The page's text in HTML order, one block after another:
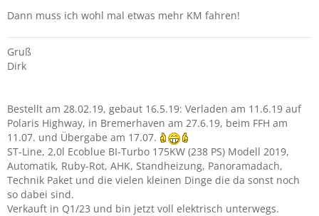
Dann muss ich wohl mal etwas mehr KM fahren!
Gruß
Dirk
Bestellt am 28.02.19, gebaut 16.5.19: Verladen am 11.6.19 auf
Polaris Highway, in Bremerhaven am 27.6.19, beim FFH am
11.07. und Übergabe am 17.07.
ST-Line, 2,0l Ecoblue BI-Turbo 175KW (238 PS) Modell 2019,
Automatik, Ruby-Rot, AHK, Standheizung, Panoramadach,
Technik Paket und die vielen kleinen Dinge die da sonst noch
so dabei sind.
Verkauft in Q1/23 und bin jetzt voll elektrisch unterwegs.